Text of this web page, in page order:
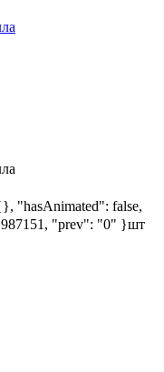
"hasAnimated": false,
"prev": "0" }шт